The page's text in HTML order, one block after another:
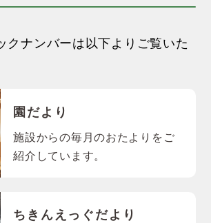
クナンバーは以下よりご覧いた
園だより
施設からの毎月のおたよりをご
紹介しています。
ちきんえっぐだより